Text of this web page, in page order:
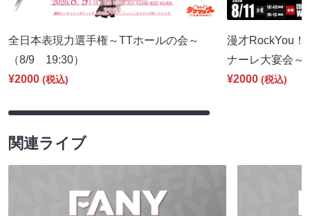
全日本表現力選手権～TTホールの会～
（8/9 19:30）
¥2000 (税込)
漫才RockYou！
ナーレ大宴会
¥2000 (税込)
関連ライブ